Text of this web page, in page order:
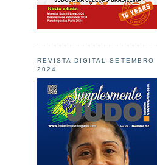
REVISTA DIGITAL SETEMBRO
2024